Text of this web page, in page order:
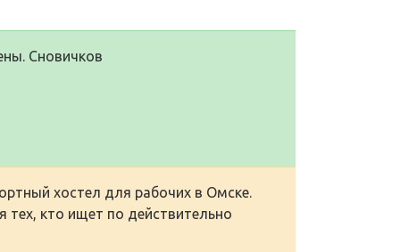
Сновичков
хостел для рабочих в Омске.
кто ищет по действительно